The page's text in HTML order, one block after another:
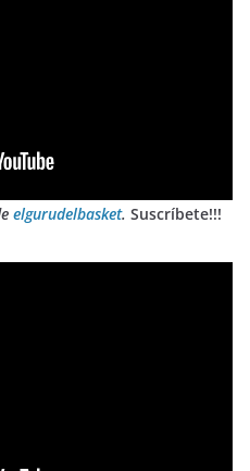
elgurudelbasket. Suscríbete!!!